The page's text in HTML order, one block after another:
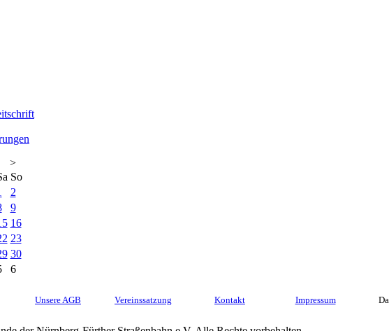
>
So
2
9
16
23
30
6
Unsere AGB Vereinssatzung Kontakt Impressum